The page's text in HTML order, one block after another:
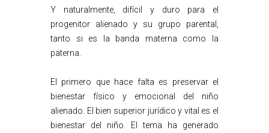
Y naturalmente, difícil y duro para el
progenitor alienado y su grupo parental,
tanto si es la banda materna como la
paterna.
El primero que hace falta es preservar el
bienestar físico y emocional del niño
alienado. El bien superior jurídico y vital es el
bienestar del niño. El tema ha generado